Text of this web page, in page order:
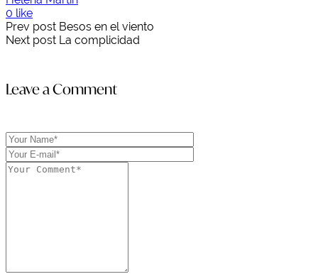
0 like
Prev post Besos en el viento
Next post La complicidad
Leave a Comment